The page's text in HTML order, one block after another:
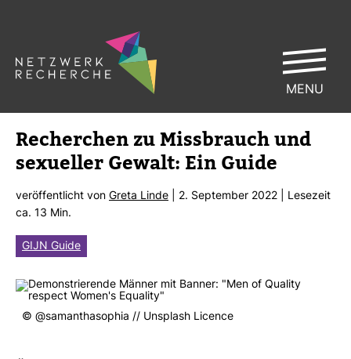
Recher­chen zu Miss­brauch und
sexu­eller Gewalt: Ein Guide
ver­öf­fent­licht von Greta Linde | 2. Sep­tember 2022 | Lese­zeit
ca. 13 Min.
GIJN Guide
© @samant­ha­s­ophia // Uns­plash Licence
MENU